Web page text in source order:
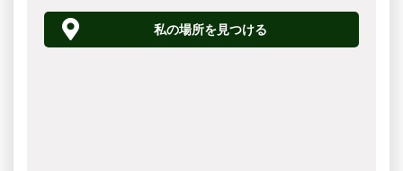
私の場所を見つける